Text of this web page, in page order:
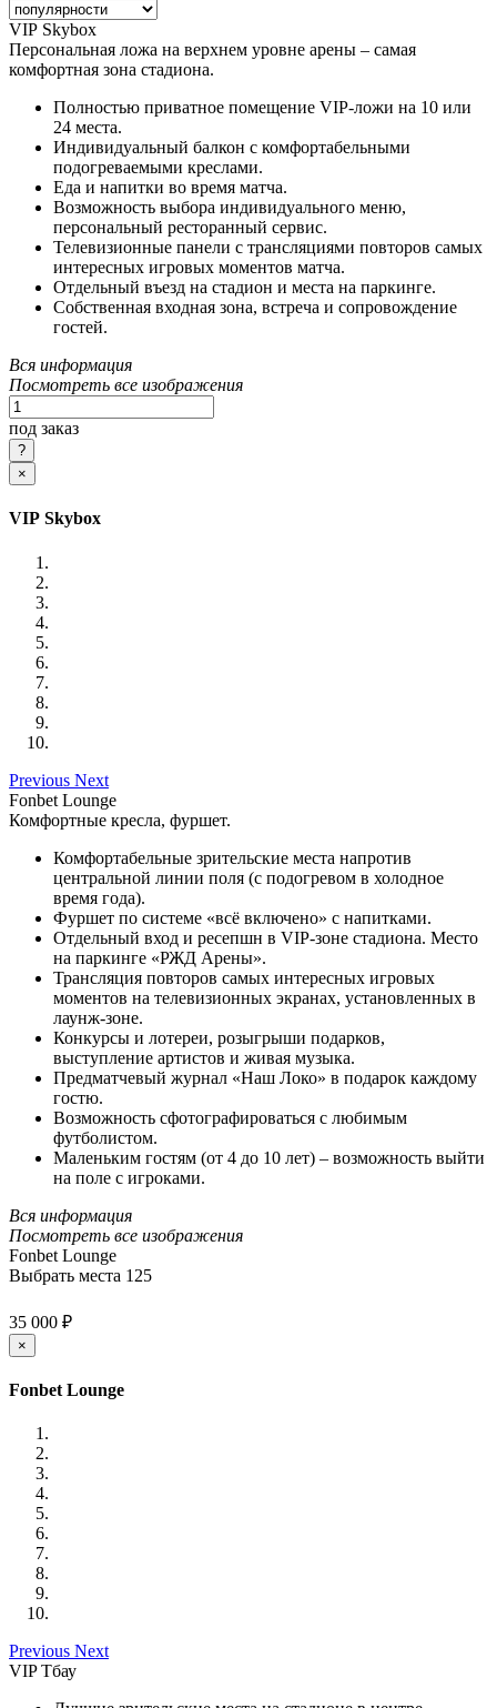
VIP Skybox
Персональная ложа на верхнем уровне арены – самая
комфортная зона стадиона.
Полностью приватное помещение VIP-ложи на 10 или
24 места.
Индивидуальный балкон с комфортабельными
подогреваемыми креслами.
Еда и напитки во время матча.
Возможность выбора индивидуального меню,
персональный ресторанный сервис.
Телевизионные панели с трансляциями повторов самых
интересных игровых моментов матча.
Отдельный въезд на стадион и места на паркинге.
Собственная входная зона, встреча и сопровождение
гостей.
Вся информация
Посмотреть все изображения
под заказ
×
VIP Skybox
Previous Next
Fonbet Lounge
Комфортные кресла, фуршет.
Комфортабельные зрительские места напротив
центральной линии поля (с подогревом в холодное
время года).
Фуршет по системе «всё включено» с напитками.
Отдельный вход и ресепшн в VIP-зоне стадиона. Место
на паркинге «РЖД Арены».
Трансляция повторов самых интересных игровых
моментов на телевизионных экранах, установленных в
лаунж-зоне.
Конкурсы и лотереи, розыгрыши подарков,
выступление артистов и живая музыка.
Предматчевый журнал «Наш Локо» в подарок каждому
гостю.
Возможность сфотографироваться с любимым
футболистом.
Маленьким гостям (от 4 до 10 лет) – возможность выйти
на поле с игроками.
Вся информация
Посмотреть все изображения
Fonbet Lounge
Выбрать места 125
35 000 ₽
×
Fonbet Lounge
Previous Next
VIP Тбау